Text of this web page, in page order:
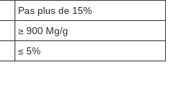
Pas plus de 15%
≥ 900 Mg/g
≤ 5%